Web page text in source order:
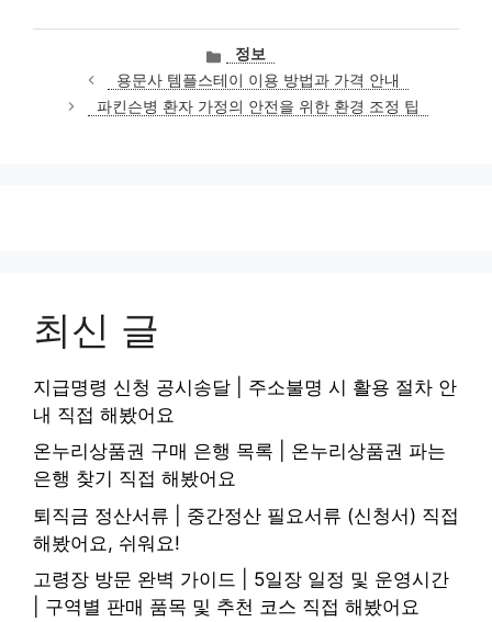
카
테
고
리
정보
용문사 템플스테이 이용 방법과 가격 안내
파킨슨병 환자 가정의 안전을 위한 환경 조정 팁
최신 글
지급명령 신청 공시송달 | 주소불명 시 활용 절차 안
내 직접 해봤어요
온누리상품권 구매 은행 목록 | 온누리상품권 파는
은행 찾기 직접 해봤어요
퇴직금 정산서류 | 중간정산 필요서류 (신청서) 직접
해봤어요, 쉬워요!
고령장 방문 완벽 가이드 | 5일장 일정 및 운영시간
| 구역별 판매 품목 및 추천 코스 직접 해봤어요